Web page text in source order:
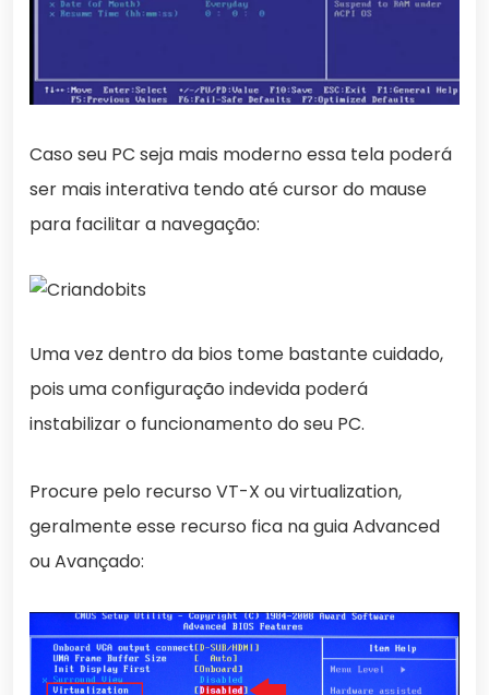
Caso seu PC seja mais moderno essa tela poderá
ser mais interativa tendo até cursor do mause
para facilitar a navegação:
Uma vez dentro da bios tome bastante cuidado,
pois uma configuração indevida poderá
instabilizar o funcionamento do seu PC.
Procure pelo recurso VT-X ou virtualization,
geralmente esse recurso fica na guia Advanced
ou Avançado: